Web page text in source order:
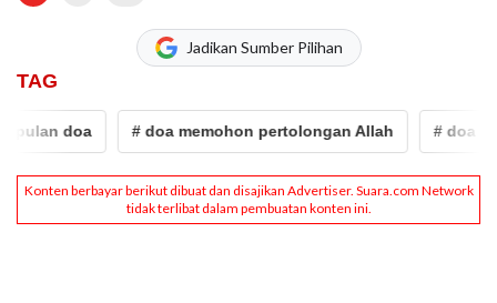
Jadikan Sumber Pilihan
TAG
doa # doa memohon pertolongan Allah # doa